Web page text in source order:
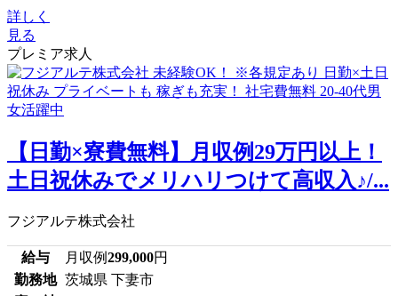
詳しく
見る
プレミア求人
【日勤×寮費無料】月収例29万円以上！
土日祝休みでメリハリつけて高収入♪/...
フジアルテ株式会社
給与 月収例299,000円
勤務地 茨城県 下妻市